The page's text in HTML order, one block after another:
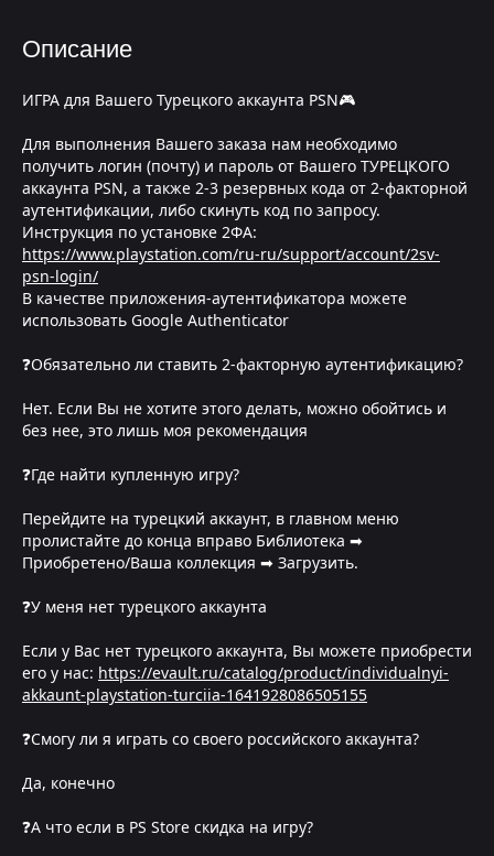
Описание
ИГРА для Вашего Турецкого аккаунта PSN🎮
Для выполнения Вашего заказа нам необходимо
получить логин (почту) и пароль от Вашего ТУРЕЦКОГО
аккаунта PSN, а также 2-3 резервных кода от 2-факторной
аутентификации, либо скинуть код по запросу.
Инструкция по установке 2ФА:
https://www.playstation.com/ru-ru/support/account/2sv-
psn-login/
В качестве приложения-аутентификатора можете
использовать Google Authenticator
❓Обязательно ли ставить 2-факторную аутентификацию?
Нет. Если Вы не хотите этого делать, можно обойтись и
без нее, это лишь моя рекомендация
❓Где найти купленную игру?
Перейдите на турецкий аккаунт, в главном меню
пролистайте до конца вправо Библиотека ➡
Приобретено/Ваша коллекция ➡ Загрузить.
❓У меня нет турецкого аккаунта
Если у Вас нет турецкого аккаунта, Вы можете приобрести
его у нас: https://evault.ru/catalog/product/individualnyi-
akkaunt-playstation-turciia-1641928086505155
❓Смогу ли я играть со своего российского аккаунта?
Да, конечно
❓А что если в PS Store скидка на игру?